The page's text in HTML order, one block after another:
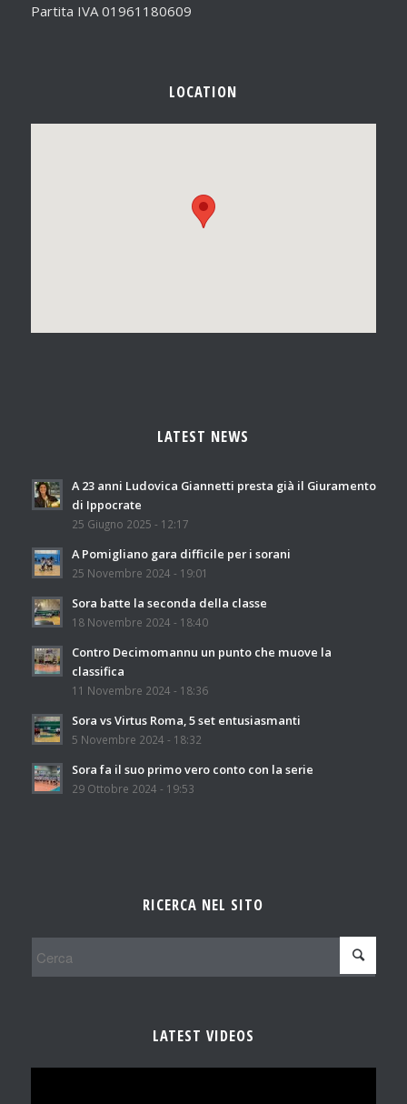
Partita IVA 01961180609
LOCATION
LATEST NEWS
A 23 anni Ludovica Giannetti presta già il Giuramento
di Ippocrate
25 Giugno 2025 - 12:17
A Pomigliano gara difficile per i sorani
25 Novembre 2024 - 19:01
Sora batte la seconda della classe
18 Novembre 2024 - 18:40
Contro Decimomannu un punto che muove la
classifica
11 Novembre 2024 - 18:36
Sora vs Virtus Roma, 5 set entusiasmanti
5 Novembre 2024 - 18:32
Sora fa il suo primo vero conto con la serie
29 Ottobre 2024 - 19:53
RICERCA NEL SITO
LATEST VIDEOS